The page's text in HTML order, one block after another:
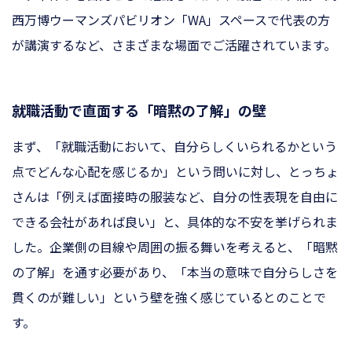
西万博ウーマンズパビリオン「WA」スペースで代表の方
が講演するなど、さまざまな場面でご活躍されています。
就職活動で直面する「暗黙の了解」の壁
まず、「就職活動において、自分らしくいられるかという
点でどんな心配を感じるか」という問いに対し、とっちょ
さんは「例えば面接時の服装など、自分の性表現を自由に
できる会社があれば良い」と、具体的な不安を挙げられま
した。企業側の目線や周囲の振る舞いを考えると、「暗黙
の了解」を通す必要があり、「本当の意味で自分らしさを
貫くのが難しい」という壁を強く感じているとのことで
す。